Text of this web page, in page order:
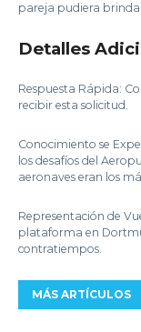
pareja pudiera
Detalles
Respuesta Rápida:
recibir esta solicitud.
Conocimiento se
los desafíos del
aeronaves eran los
Representación de
plataforma en
contratiempos.
MÁS ARTÍCULOS